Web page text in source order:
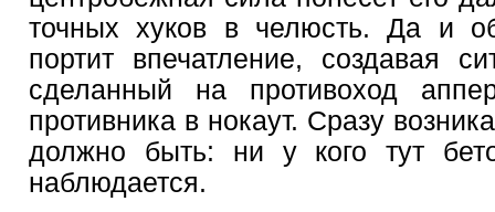
точных хуков в челюсть. Да и
портит впечатление, создавая
сделанный на противоход
противника в нокаут. Сразу
должно быть: ни у кого тут
наблюдается.